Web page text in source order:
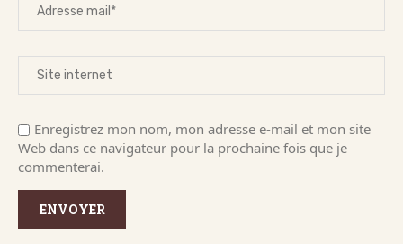
Enregistrez mon nom, mon adresse e-mail et mon site
Web dans ce navigateur pour la prochaine fois que je
commenterai.